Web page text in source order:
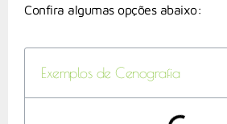
Confira algumas opções abaixo:
Exemplos de Cenografia